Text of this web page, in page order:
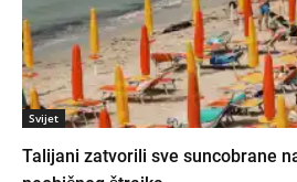
Svijet
Talijani zatvorili sve suncobrane